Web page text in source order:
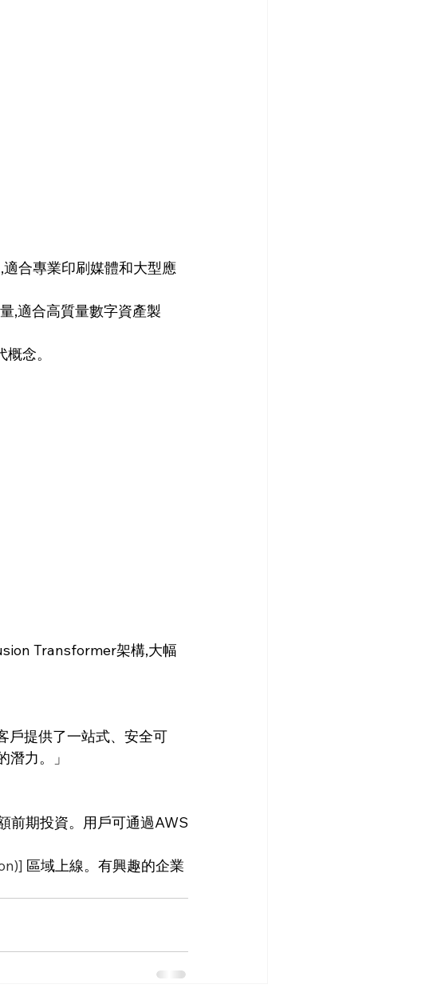
合專業印刷媒體和大型應
,適合高質量數字資產製
念。
Transformer架構,大幅
戶提供了一站式、安全可
力。」
前期投資。用戶可通過AWS
區域上線。有興趣的企業